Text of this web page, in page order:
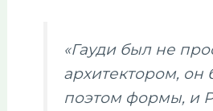
«Гауди был не
архитектором, он
поэтом формы, и